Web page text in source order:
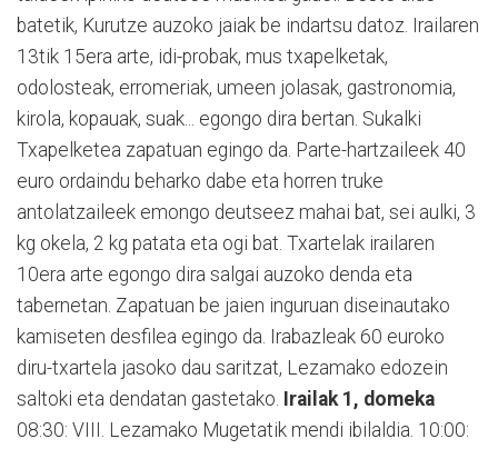
batetik, Kurutze auzoko jaiak be indartsu datoz. Irailaren
13tik 15era arte, idi-probak, mus txapelketak,
odolosteak, erromeriak, umeen jolasak, gastronomia,
kirola, kopauak, suak... egongo dira bertan. Sukalki
Txapelketea zapatuan egingo da. Parte-hartzaileek 40
euro ordaindu beharko dabe eta horren truke
antolatzaileek emongo deutseez mahai bat, sei aulki, 3
kg okela, 2 kg patata eta ogi bat. Txartelak irailaren
10era arte egongo dira salgai auzoko denda eta
tabernetan. Zapatuan be jaien inguruan diseinautako
kamiseten desfilea egingo da. Irabazleak 60 euroko
diru-txartela jasoko dau saritzat, Lezamako edozein
saltoki eta dendatan gastetako. Irailak 1, domeka
08:30: VIII. Lezamako Mugetatik mendi ibilaldia. 10:00: